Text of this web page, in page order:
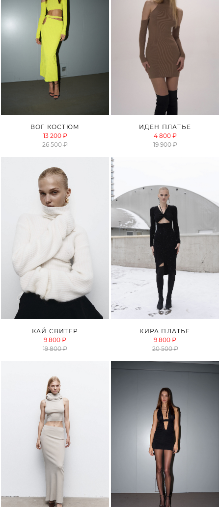
ВОГ КОСТЮМ
13 200 ₽
26 500 ₽
ИДЕН ПЛАТЬЕ
4 800 ₽
19 900 ₽
КАЙ СВИТЕР
9 800 ₽
19 800 ₽
КИРА ПЛАТЬЕ
9 800 ₽
20 500 ₽